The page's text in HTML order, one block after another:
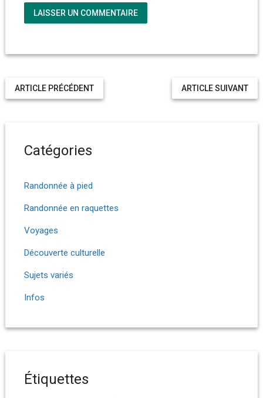
ARTICLE SUIVANT
ARTICLE PRÉCÉDENT
Catégories
Randonnée à pied
Randonnée en raquettes
Voyages
Découverte culturelle
Sujets variés
Infos
Étiquettes